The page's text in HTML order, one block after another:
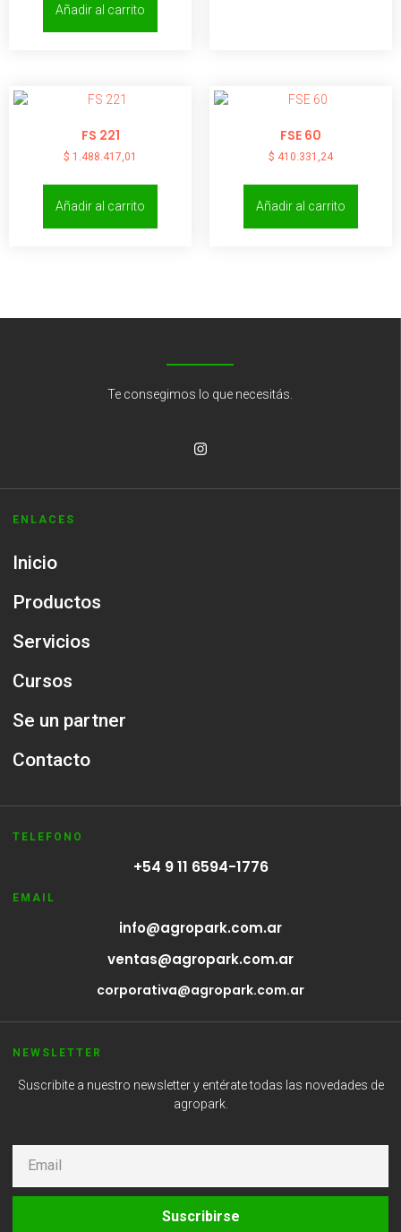
Añadir al carrito
FS 221
$ 1.488.417,01
Añadir al carrito
FSE 60
$ 410.331,24
Añadir al carrito
Te consegimos lo que necesitás.
ENLACES
Inicio
Productos
Servicios
Cursos
Se un partner
Contacto
TELEFONO
+54 9 11 6594-1776
EMAIL
info@agropark.com.ar
ventas@agropark.com.ar
corporativa@agropark.com.ar
NEWSLETTER
Suscribite a nuestro newsletter y entérate todas las novedades de
agropark.
Suscribirse